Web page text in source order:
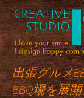
出張グルメ
BBQ場を展